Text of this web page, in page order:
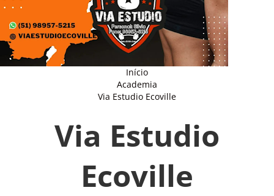
Início
Academia
Via Estudio Ecoville
Via Estudio
Ecoville